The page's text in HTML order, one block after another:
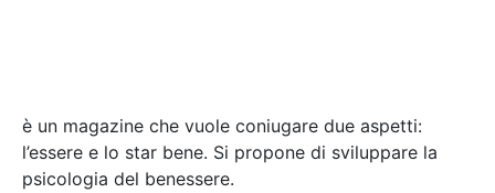
è un magazine che vuole coniugare due aspetti:
l’essere e lo star bene. Si propone di sviluppare la
psicologia del benessere.